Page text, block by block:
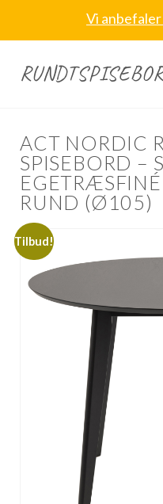
Vi
ACT NORDIC
SPISEBORD –
RUND (Ø105)
Tilbud!